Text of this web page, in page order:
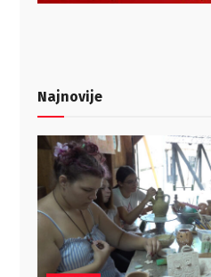
Najnovije